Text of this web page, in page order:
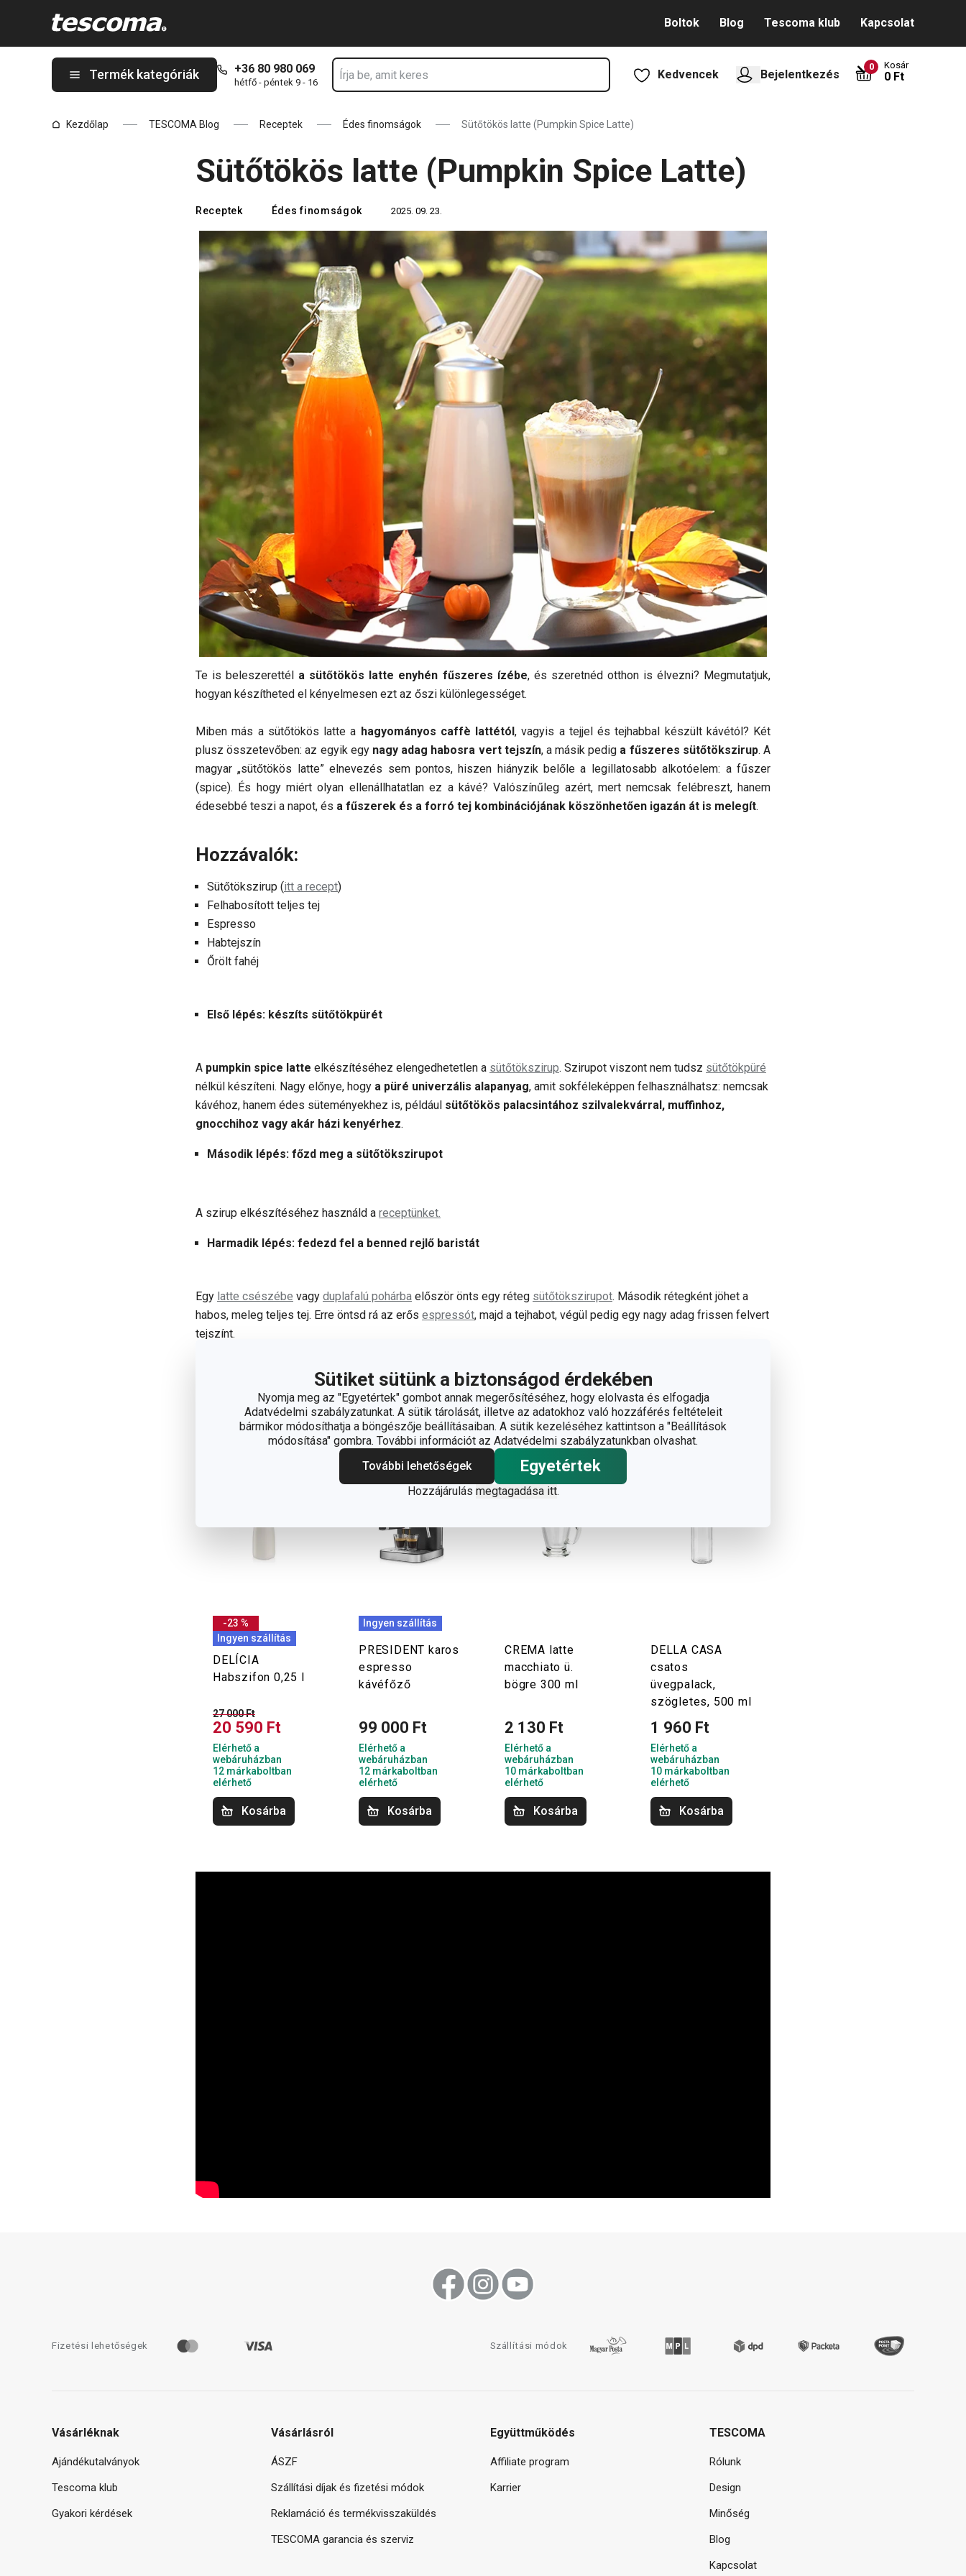
Sütiket sütünk a biztonságod érdekében
Nyomja meg az "Egyetértek" gombot annak megerősítéséhez, hogy elolvasta és elfogadja
Adatvédelmi szabályzatunkat. A sütik tárolását, illetve az adatokhoz való hozzáférés feltételeit
bármikor módosíthatja a böngészője beállításaiban. A sütik kezeléséhez kattintson a "Beállítások
módosítása" gombra. További információt az Adatvédelmi szabályzatunkban olvashat.
További lehetőségek
Egyetértek
Hozzájárulás megtagadása itt.
Boltok Blog Tescoma klub Kapcsolat
Termék kategóriák +36 80 980 069
hétfő - péntek 9 - 16
Kedvencek Bejelentkezés
0 Kosár
0 Ft
Kezdőlap TESCOMA Blog Receptek Édes finomságok Sütőtökös latte (Pumpkin Spice Latte)
Sütőtökös latte (Pumpkin Spice Latte)
Receptek Édes finomságok 2025. 09. 23.
Te is beleszerettél a sütőtökös latte enyhén fűszeres ízébe, és szeretnéd otthon is élvezni? Megmutatjuk,
hogyan készítheted el kényelmesen ezt az őszi különlegességet.
Miben más a sütőtökös latte a hagyományos caffè lattétól, vagyis a tejjel és tejhabbal készült kávétól? Két
plusz összetevőben: az egyik egy nagy adag habosra vert tejszín, a másik pedig a fűszeres sütőtökszirup. A
magyar „sütőtökös latte” elnevezés sem pontos, hiszen hiányzik belőle a legillatosabb alkotóelem: a fűszer
(spice). És hogy miért olyan ellenállhatatlan ez a kávé? Valószínűleg azért, mert nemcsak felébreszt, hanem
édesebbé teszi a napot, és a fűszerek és a forró tej kombinációjának köszönhetően igazán át is melegít.
Hozzávalók:
Sütőtökszirup (itt a recept)
Felhabosított teljes tej
Espresso
Habtejszín
Őrölt fahéj
Első lépés: készíts sütőtökpürét
A pumpkin spice latte elkészítéséhez elengedhetetlen a sütőtökszirup. Szirupot viszont nem tudsz sütőtökpüré
nélkül készíteni. Nagy előnye, hogy a püré univerzális alapanyag, amit sokféleképpen felhasználhatsz: nemcsak
kávéhoz, hanem édes süteményekhez is, például sütőtökös palacsintához szilvalekvárral, muffinhoz,
gnocchihoz vagy akár házi kenyérhez.
Második lépés: főzd meg a sütőtökszirupot
A szirup elkészítéséhez használd a receptünket.
Harmadik lépés: fedezd fel a benned rejlő baristát
Egy latte csészébe vagy duplafalú pohárba először önts egy réteg sütőtökszirupot. Második rétegként jöhet a
habos, meleg teljes tej. Erre öntsd rá az erős espressót, majd a tejhabot, végül pedig egy nagy adag frissen felvert
tejszínt.
-23 %
Ingyen szállítás
DELÍCIA
Habszifon 0,25 l
27 000 Ft
20 590 Ft
Elérhető a
webáruházban
12 márkaboltban
elérhető
Kosárba
Ingyen szállítás
PRESIDENT karos
espresso
kávéfőző
99 000 Ft
Elérhető a
webáruházban
12 márkaboltban
elérhető
Kosárba
CREMA latte
macchiato ü.
bögre 300 ml
2 130 Ft
Elérhető a
webáruházban
10 márkaboltban
elérhető
Kosárba
DELLA CASA
csatos
üvegpalack,
szögletes, 500 ml
1 960 Ft
Elérhető a
webáruházban
10 márkaboltban
elérhető
Kosárba
Fizetési lehetőségek Szállítási módok
Vásárléknak
Ajándékutalványok
Tescoma klub
Gyakori kérdések
Vásárlásról
ÁSZF
Szállítási díjak és fizetési módok
Reklamáció és termékvisszaküldés
TESCOMA garancia és szerviz
Együttműködés
Affiliate program
Karrier
TESCOMA
Rólunk
Design
Minőség
Blog
Kapcsolat